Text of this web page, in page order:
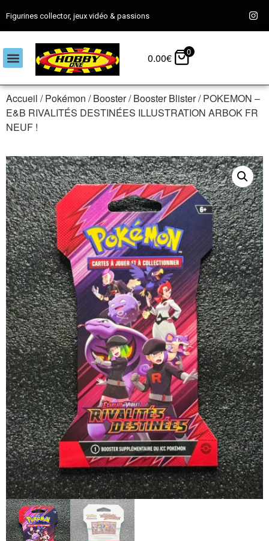
Figurines collector, jeux vidéo & passions
0.00€ 0
Accueil /Pokémon /Booster/Booster Blister/ POKEMON –
E&B RIVALITÉS DESTINÉES ILLUSTRATION ARBOK FR
NEUF !